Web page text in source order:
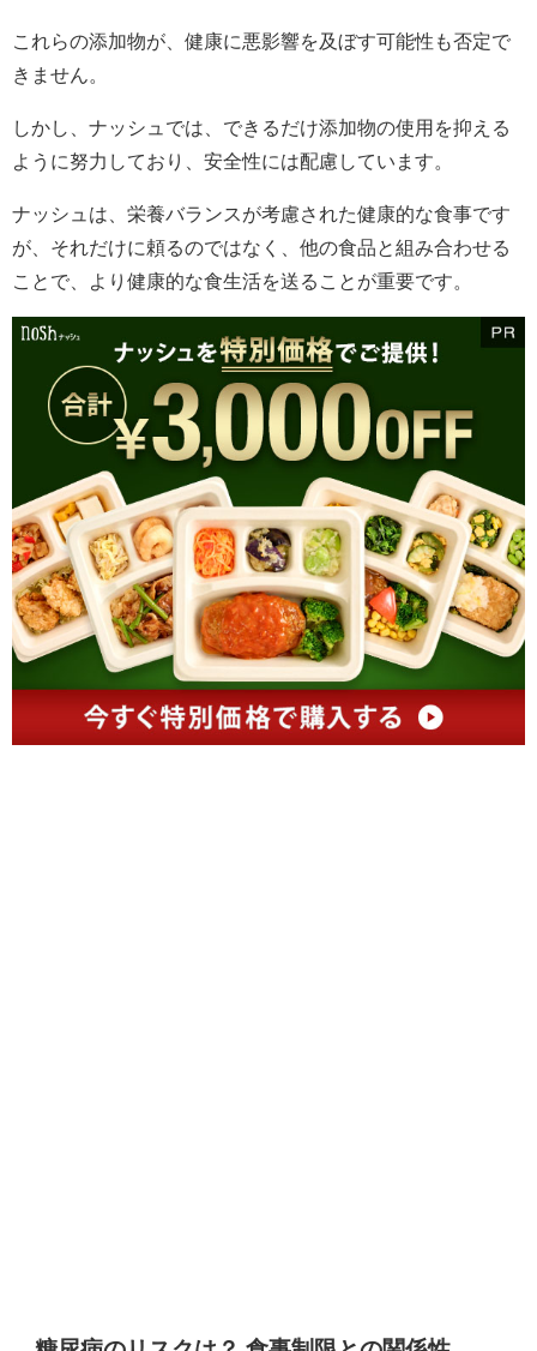
これらの添加物が、健康に悪影響を及ぼす可能性も否定で
きません。
しかし、ナッシュでは、できるだけ添加物の使用を抑える
ように努力しており、安全性には配慮しています。
ナッシュは、栄養バランスが考慮された健康的な食事です
が、それだけに頼るのではなく、他の食品と組み合わせる
ことで、より健康的な食生活を送ることが重要です。